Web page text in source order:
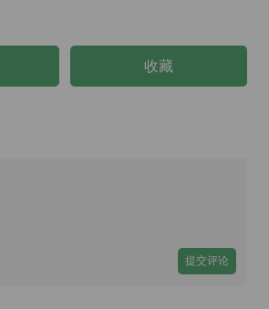
收藏
提交评论